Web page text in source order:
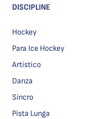
DISCIPLINE
Hockey
Para Ice Hockey
Artistico
Danza
Sincro
Pista Lunga